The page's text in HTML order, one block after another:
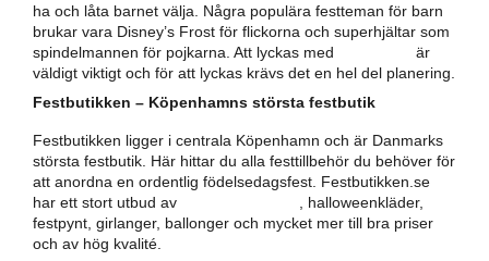
ha och låta barnet välja. Några populära festteman för barn
brukar vara Disney’s Frost för flickorna och superhjältar som
spindelmannen för pojkarna. Att lyckas med
är
väldigt viktigt och för att lyckas krävs det en hel del planering.
Festbutikken – Köpenhamns största festbutik
Festbutikken ligger i centrala Köpenhamn och är Danmarks
största festbutik. Här hittar du alla festtillbehör du behöver för
att anordna en ordentlig födelsedagsfest. Festbutikken.se
har ett stort utbud av
, halloweenkläder,
festpynt, girlanger, ballonger och mycket mer till bra priser
och av hög kvalité.